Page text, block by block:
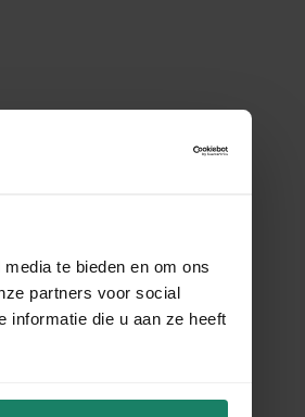
te bieden en om ons
partners voor social
informatie die u aan ze heeft